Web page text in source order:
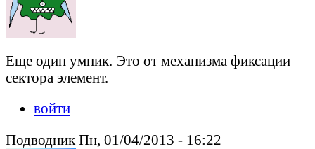
Еще один умник. Это от механизма фиксации
сектора элемент.
войти
Подводник Пн, 01/04/2013 - 16:22